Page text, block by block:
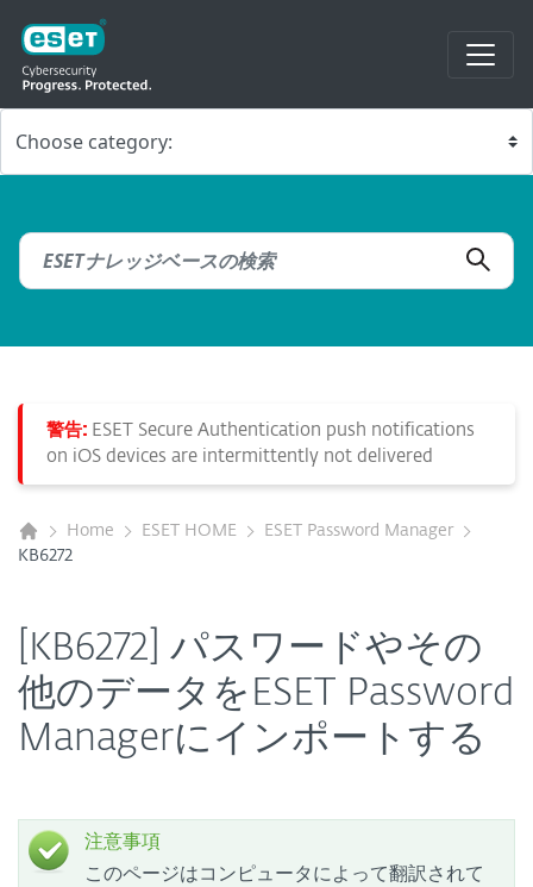
警告: ESET Secure Authentication push notifications
on iOS devices are intermittently not delivered
Home ESET HOME
ESET Password Manager
KB6272
[KB6272] パスワードやその
他のデータをESET Password
Managerにインポートする
注意事項
このページはコンピュータによって翻訳されて